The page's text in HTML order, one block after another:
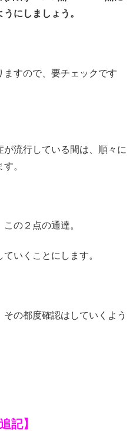
にしましょう。
すので、要チェックです
流行している間は、順々に
。
の２点の通達。
いくことにします。
の都度確認はしていくよう
記】